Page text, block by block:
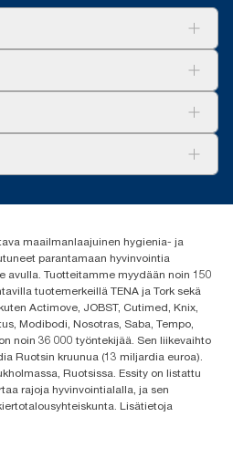
maailmanlaajuinen hygienia- ja
parantamaan hyvinvointia
Tuotteitamme myydään noin 150
tuotemerkeillä TENA ja Tork sekä
Actimove, JOBST, Cutimed, Knix,
Modibodi, Nosotras, Saba, Tempo,
noin 36 000 työntekijää. Sen liikevaihto
Ruotsin kruunua (13 miljardia euroa).
Ruotsissa. Essity on listattu
rajoja hyvinvointialalla, ja sen
Lisätietoja